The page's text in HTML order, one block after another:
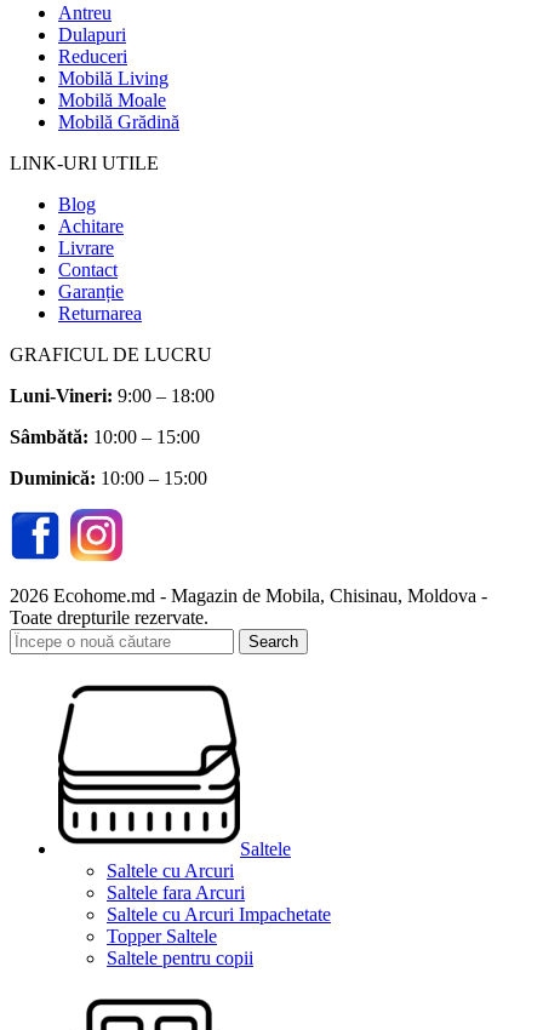
Antreu
Dulapuri
Reduceri
Mobilă Living
Mobilă Moale
Mobilă Grădină
LINK-URI UTILE
Blog
Achitare
Livrare
Contact
Garanție
Returnarea
GRAFICUL DE LUCRU
Luni-Vineri: 9:00 – 18:00
Sâmbătă: 10:00 – 15:00
Duminică: 10:00 – 15:00
2026 Ecohome.md - Magazin de Mobila, Chisinau, Moldova -
Toate drepturile rezervate.
Search
Saltele
Saltele cu Arcuri
Saltele fara Arcuri
Saltele cu Arcuri Impachetate
Topper Saltele
Saltele pentru copii